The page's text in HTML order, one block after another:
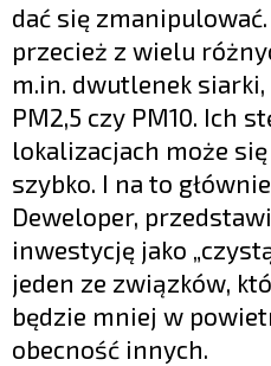
dać się zmanipulować.
przecież z wielu
m.in. dwutlenek siarki,
PM2,5 czy PM10. Ich
lokalizacjach może
szybko. I na to
Deweloper,
inwestycję jako
jeden ze związków,
będzie mniej w
obecność innych.